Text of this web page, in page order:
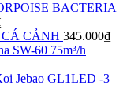
BACTERIA
CẢNH 345.000₫
SW-60 75m³/h
Jebao GL1LED -3